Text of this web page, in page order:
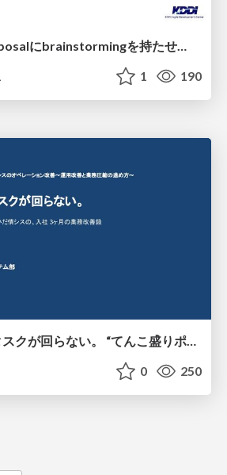
1 190
改善しないと、タスクが回らない。 “てんこ盛りポジション” を引き継いだ情シスの、入社3ヶ月の業務改善録
0 250